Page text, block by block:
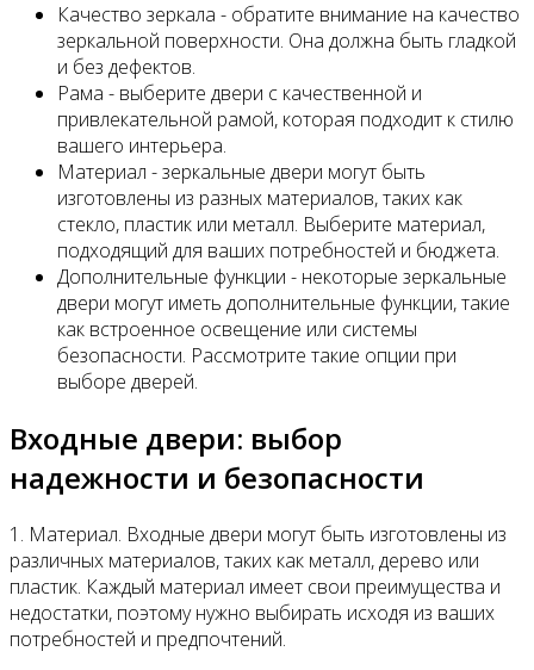
Качество зеркала - обратите внимание на качество
зеркальной поверхности. Она должна быть гладкой
и без дефектов.
Рама - выберите двери с качественной и
привлекательной рамой, которая подходит к стилю
вашего интерьера.
Материал - зеркальные двери могут быть
изготовлены из разных материалов, таких как
стекло, пластик или металл. Выберите материал,
подходящий для ваших потребностей и бюджета.
Дополнительные функции - некоторые зеркальные
двери могут иметь дополнительные функции, такие
как встроенное освещение или системы
безопасности. Рассмотрите такие опции при
выборе дверей.
Входные двери: выбор
надежности и безопасности
1. Материал. Входные двери могут быть изготовлены из
различных материалов, таких как металл, дерево или
пластик. Каждый материал имеет свои преимущества и
недостатки, поэтому нужно выбирать исходя из ваших
потребностей и предпочтений.